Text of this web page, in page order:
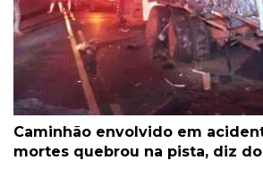
Caminhão envolvido em
mortes quebrou na pista, diz